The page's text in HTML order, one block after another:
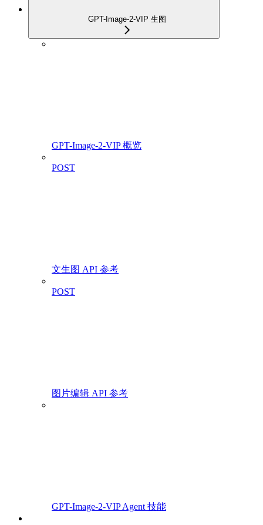
GPT-Image-2-VIP 生图
GPT-Image-2-VIP 概览
POST
文生图 API 参考
POST
图片编辑 API 参考
GPT-Image-2-VIP Agent 技能